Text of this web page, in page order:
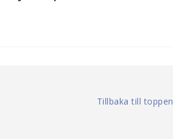
Tillbaka till toppen